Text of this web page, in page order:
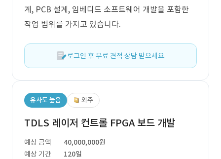
계, PCB 설계, 임베디드 소프트웨어 개발을 포함한
작업 범위를 가지고 있습니다.
로그인 후 무료 견적 상담 받으세요.
유사도 높음 외주
TDLS 레이저 컨트롤 FPGA 보드 개발
예상 금액
40,000,000원
예상 기간
120일